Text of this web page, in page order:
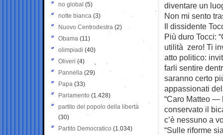
diventare un
Non mi sento
Il dissidente
Più duro Tocci:
utilità zero! Ti
atto politico:
farli sentire
saranno certo
appassionati
“Caro Matteo —
conservato il
c’è nessuno a
“Sulle riforme
no global (5)
notte bianca (3)
Nuovo Centrodestra (2)
Obama (11)
olimpiadi (40)
Oliveri (4)
Pannella (29)
Papa (33)
Parlamento (1.428)
partito del popolo della libertà
(30)
Partito Democratico (1.034)